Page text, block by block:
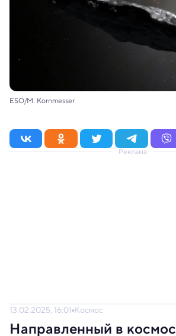
ESO/M. Kornmesser
Реклама
13.02.2025, 16:01 Космос
Направленный в космос